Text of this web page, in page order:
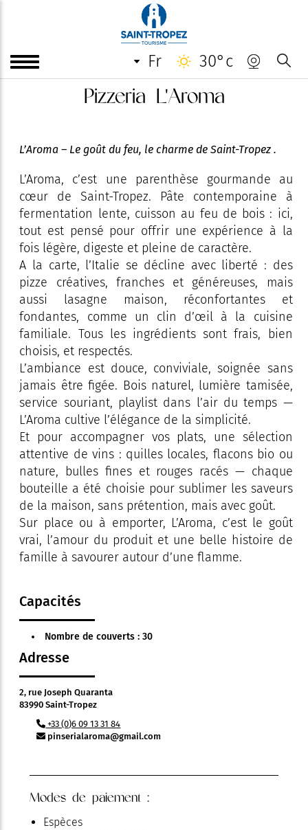
fr 30°c
Pizzeria L'Aroma
L’Aroma – Le goût du feu, le charme de Saint-Tropez .
L’Aroma, c’est une parenthèse gourmande au
cœur de Saint-Tropez. Pâte contemporaine à
fermentation lente, cuisson au feu de bois : ici,
tout est pensé pour offrir une expérience à la
fois légère, digeste et pleine de caractère.
A la carte, l’Italie se décline avec liberté : des
pizze créatives, franches et généreuses, mais
aussi lasagne maison, réconfortantes et
fondantes, comme un clin d’œil à la cuisine
familiale. Tous les ingrédients sont frais, bien
choisis, et respectés.
L’ambiance est douce, conviviale, soignée sans
jamais être figée. Bois naturel, lumière tamisée,
service souriant, playlist dans l’air du temps —
L’Aroma cultive l’élégance de la simplicité.
Et pour accompagner vos plats, une sélection
attentive de vins : quilles locales, flacons bio ou
nature, bulles fines et rouges racés — chaque
bouteille a été choisie pour sublimer les saveurs
de la maison, sans prétention, mais avec goût.
Sur place ou à emporter, L’Aroma, c’est le goût
vrai, l’amour du produit et une belle histoire de
famille à savourer autour d’une flamme.
Capacités
Nombre de couverts : 30
Adresse
2, rue Joseph Quaranta
83990 Saint-Tropez
+33 (0)6 09 13 31 84
pinserialaroma@gmail.com
Modes de paiement :
Espèces